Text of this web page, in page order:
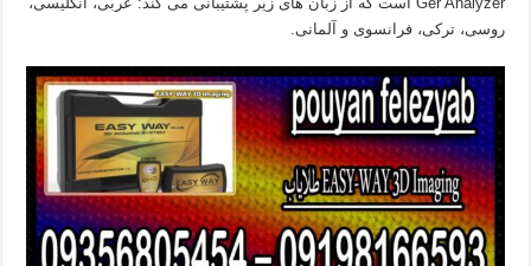
روسی، ترکی، فرانسوی و آلمانی.